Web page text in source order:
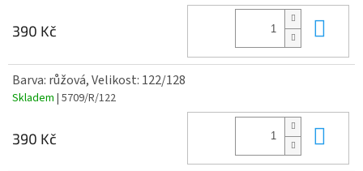
390 Kč
Barva: růžová, Velikost: 122/128
Skladem | 5709/R/122
390 Kč